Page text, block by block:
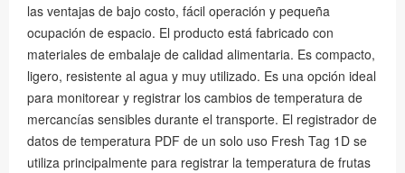
las ventajas de bajo costo, fácil operación y pequeña
ocupación de espacio. El producto está fabricado con
materiales de embalaje de calidad alimentaria. Es compacto,
ligero, resistente al agua y muy utilizado. Es una opción ideal
para monitorear y registrar los cambios de temperatura de
mercancías sensibles durante el transporte. El registrador de
datos de temperatura PDF de un solo uso Fresh Tag 1D se
utiliza principalmente para registrar la temperatura de frutas